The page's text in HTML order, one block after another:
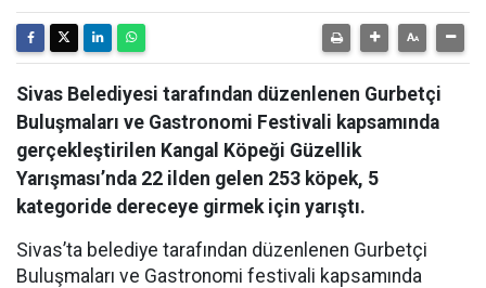
Sivas Belediyesi tarafından düzenlenen Gurbetçi
Buluşmaları ve Gastronomi Festivali kapsamında
gerçekleştirilen Kangal Köpeği Güzellik
Yarışması’nda 22 ilden gelen 253 köpek, 5
kategoride dereceye girmek için yarıştı.
Sivas’ta belediye tarafından düzenlenen Gurbetçi
Buluşmaları ve Gastronomi festivali kapsamında